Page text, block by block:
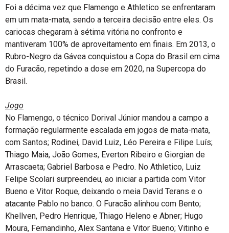
Foi a décima vez que Flamengo e Athletico se enfrentaram
em um mata-mata, sendo a terceira decisão entre eles. Os
cariocas chegaram à sétima vitória no confronto e
mantiveram 100% de aproveitamento em finais. Em 2013, o
Rubro-Negro da Gávea conquistou a Copa do Brasil em cima
do Furacão, repetindo a dose em 2020, na Supercopa do
Brasil.
Jogo
No Flamengo, o técnico Dorival Júnior mandou a campo a
formação regularmente escalada em jogos de mata-mata,
com Santos; Rodinei, David Luiz, Léo Pereira e Filipe Luís;
Thiago Maia, João Gomes, Everton Ribeiro e Giorgian de
Arrascaeta; Gabriel Barbosa e Pedro. No Athletico, Luiz
Felipe Scolari surpreendeu, ao iniciar a partida com Vitor
Bueno e Vitor Roque, deixando o meia David Terans e o
atacante Pablo no banco. O Furacão alinhou com Bento;
Khellven, Pedro Henrique, Thiago Heleno e Abner; Hugo
Moura, Fernandinho, Alex Santana e Vitor Bueno; Vitinho e